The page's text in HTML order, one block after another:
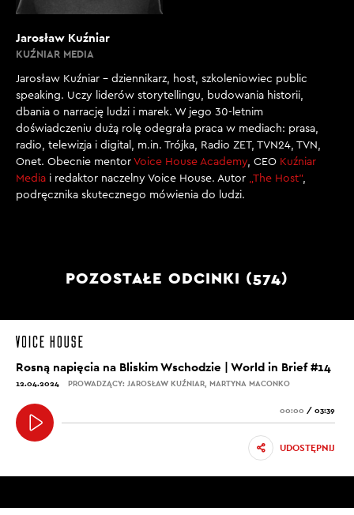
Jarosław Kuźniar
KUŹNIAR MEDIA
Jarosław Kuźniar – dziennikarz, host, szkoleniowiec public
speaking. Uczy liderów storytellingu, budowania historii,
dbania o narrację ludzi i marek. W jego 30-letnim
doświadczeniu dużą rolę odegrała praca w mediach: prasa,
radio, telewizja i digital, m.in. Trójka, Radio ZET, TVN24, TVN,
Onet. Obecnie mentor Voice House Academy, CEO Kuźniar
Media i redaktor naczelny Voice House. Autor „The Host”,
podręcznika skutecznego mówienia do ludzi.
POZOSTAŁE ODCINKI (574)
Rosną napięcia na Bliskim Wschodzie | World in Brief #14
12.04.2024 PROWADZĄCY: JAROSŁAW KUŹNIAR, MARTYNA MACONKO
00:00 / 03:39
UDOSTĘPNIJ